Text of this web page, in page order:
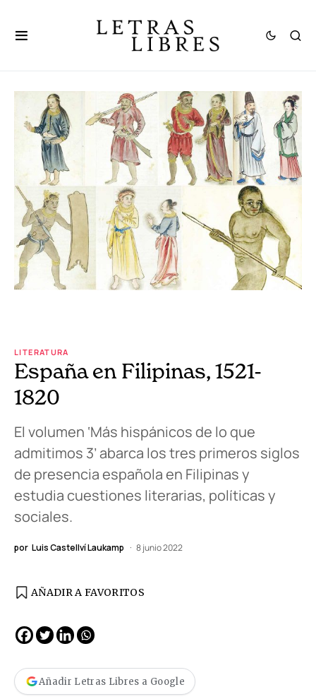
LITERATURA
España en Filipinas, 1521-
1820
El volumen ‘Más hispánicos de lo que
admitimos 3’ abarca los tres primeros siglos
de presencia española en Filipinas y
estudia cuestiones literarias, políticas y
sociales.
por Luis Castellví Laukamp 8 junio 2022
AÑADIR A FAVORITOS
Añadir Letras Libres a Google